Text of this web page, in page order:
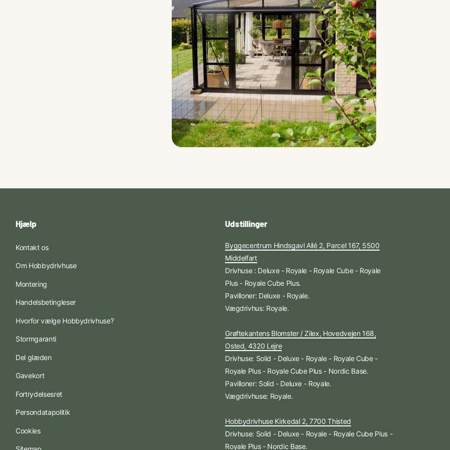
Hjælp
Kontakt os
Om Hobbydrivhuse
Montering
Handelsbetingleser
Hvorfor vælge Hobbydrivhuse?
Stormgaranti
Del glæden
Gavekort
Fortrydelsesret
Persondatapolitik
Cookies
Udstillinger
Byggecentrum Hindsgavl Allé 2, Parcel 167, 5500
Middelfart
Drivhuse : Deluxe - Royale - Royale Cube - Royale
Plus - Royale Cube Plus.
Pavilloner: Deluxe - Royale.
Vægdrivhus: Royale.
Grøftekantens Blomster / Zilex, Hovedvejen 168,
Osted, 4320 Lejre
Drivhuse: Solid - Deluxe - Royale - Royale Cube -
Royale Plus - Royale Cube Plus - Nordic Base.
Pavilloner: Solid - Deluxe - Royale.
Vægdrivhuse: Royale.
Hobbydrivhuse Kirkedal 2, 7700 Thisted
Drivhuse: Solid - Deluxe - Royale - Royale Cube Plus -
Royale Plus - Nordic Base.